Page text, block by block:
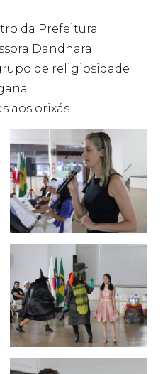
da Prefeitura
Dandhara
de religiosidade
aos orixás.